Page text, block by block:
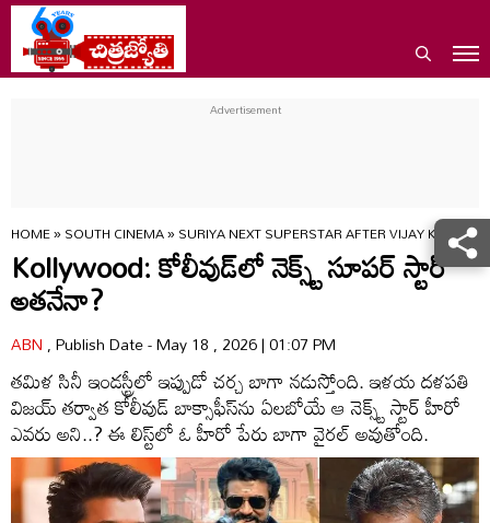
HOME»SOUTH CINEMA»SURIYA NEXT SUPERSTAR AFTER VIJAY
Kollywood: కోలీవుడ్‌లో నెక్స్ట్ సూపర్ స్టార్
అతనేనా?
ABN, Publish Date - May 18 , 2026 | 01:07 PM
తమిళ సినీ ఇండస్ట్రీలో ఇప్పుడో చర్చ బాగా నడుస్తోంది. ఇళయ దళపతి
విజయ్ తర్వాత కోలీవుడ్ బాక్సాఫీస్‌ను ఏలబోయే ఆ నెక్స్ట్ స్టార్‌ హీరో
ఎవరు అని..? ఈ లిస్ట్‌లో ఓ హీరో పేరు బాగా వైరల్ అవుతోంది.